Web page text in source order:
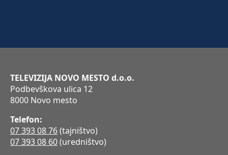
TELEVIZIJA NOVO MESTO d.o.o.
Podbevškova ulica 12
8000 Novo mesto
Telefon:
07 393 08 76(tajništvo)
07 393 08 60(uredništvo)